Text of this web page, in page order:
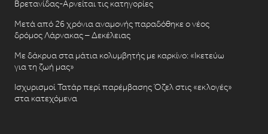
Βρετανίδας-Αρνείται τις κατηγορίες
Μετά από 26 χρόνια αναμονής παραδόθηκε ο νέος
δρόμος Λάρνακας – Δεκέλειας
Με δάκρυα στα μάτια κολυμβητής με καρκίνο: «Ικετεύω
για τη ζωή μας»
Ισχυρισμοί Τατάρ περί παρέμβασης Όζελ στις «εκλογές»
στα κατεχόμενα